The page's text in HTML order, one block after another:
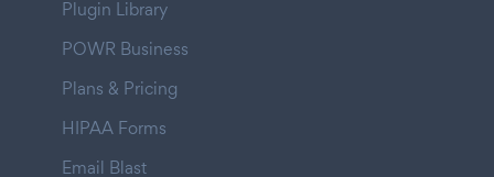
Plugin Library
POWR Business
Plans & Pricing
HIPAA Forms
Email Blast